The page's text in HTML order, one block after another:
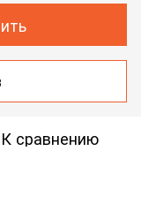
К сравнению